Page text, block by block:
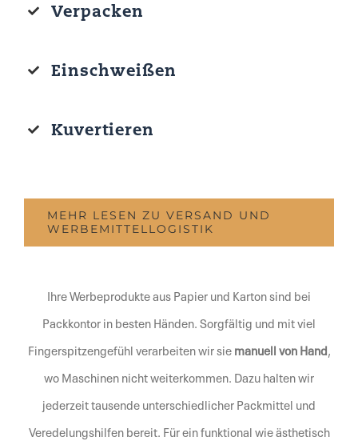
Verpacken
Einschweißen
Kuvertieren
MEHR LESEN ZU VERSAND UND
WERBEMITTELLOGISTIK
Ihre Werbeprodukte aus Papier und Karton sind bei
Packkontor in besten Händen. Sorgfältig und mit viel
Fingerspitzengefühl verarbeiten wir siemanuell von Hand,
wo Maschinen nicht weiterkommen. Dazu halten wir
jederzeit tausende unterschiedlicher Packmittel und
Veredelungshilfen bereit. Für ein funktional wie ästhetisch